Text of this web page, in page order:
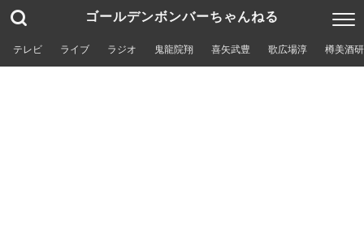
ゴールデンボンバーちゃんねる
テレビ ライブ ラジオ 鬼龍院翔 喜矢武豊 歌広場淳 樽美酒